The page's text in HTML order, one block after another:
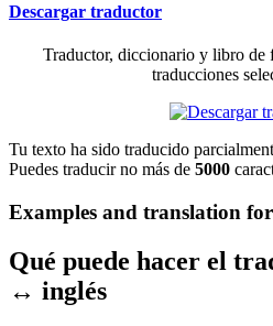
Descargar traductor
Traductor, diccionario y libro de
traducciones
Tu texto ha sido traducido
Puedes traducir no más de 5000
Examples and translation for
Qué puede hacer el
↔ inglés